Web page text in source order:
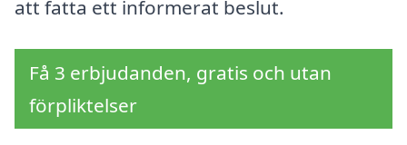
att fatta ett informerat beslut.
Få 3 erbjudanden, gratis och utan
förpliktelser